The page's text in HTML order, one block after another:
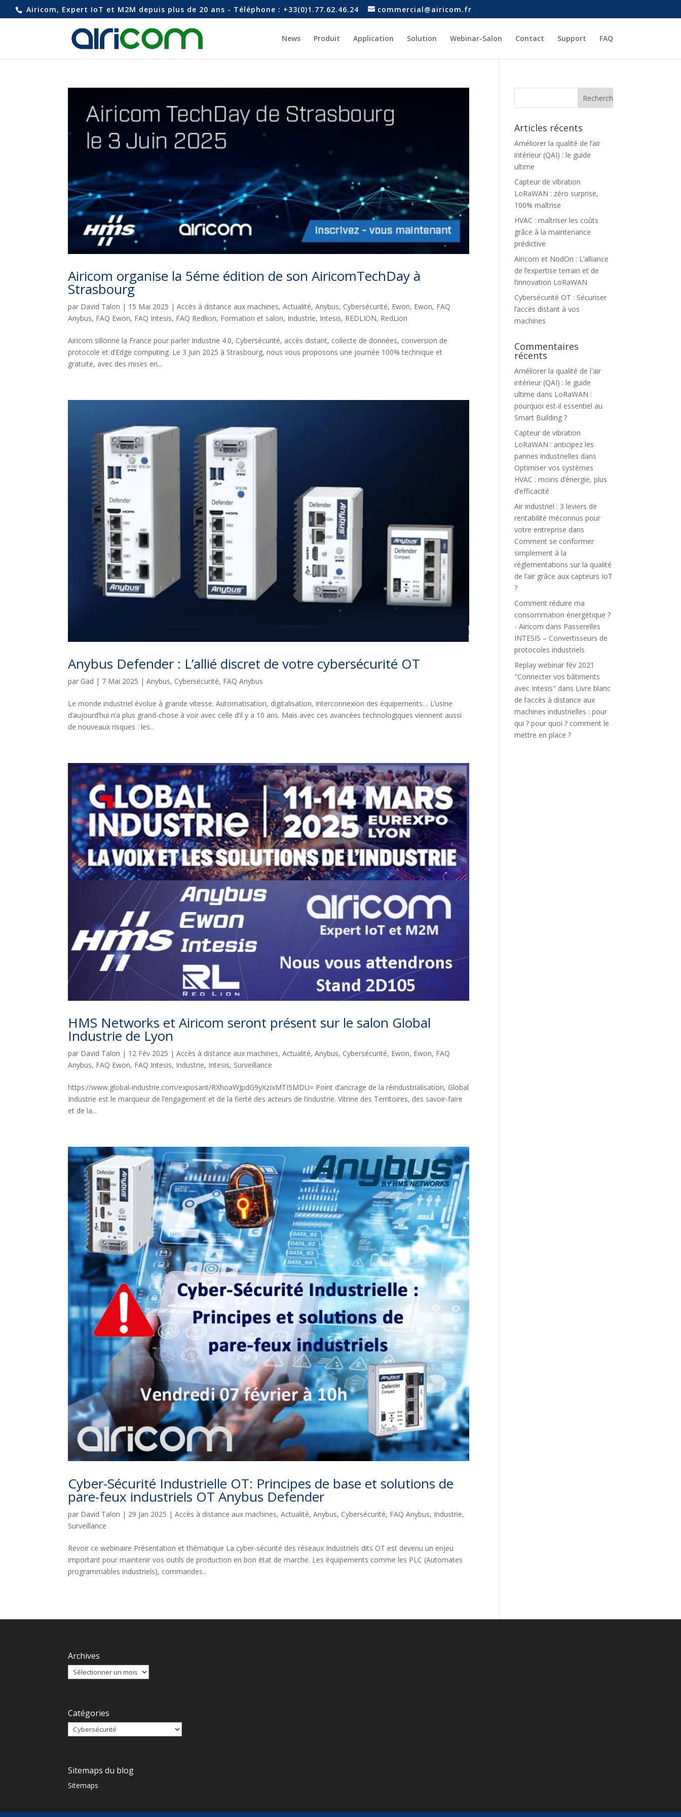
Airicom, Expert IoT et M2M depuis plus de 20 ans - Téléphone : +33(0)1.77.62.46.24 commercial@airicom.fr
News Produit Application Solution Webinar-Salon Contact Support FAQ
Airicom organise la 5éme édition de son AiricomTechDay à
Strasbourg
par David Talon | 15 Mai 2025 |Accès à distance aux machines,Actualité,Anybus, Cybersécurité, Ewon, Ewon, FAQ
Anybus, FAQ Ewon, FAQ Intesis, FAQ Redlion, Formation et salon, Industrie, Intesis, REDLION, RedLion
Airicom sillonne la France pour parler Industrie 4.0, Cybersécurité, accès distant, collecte de données, conversion de
protocole et d’Edge computing. Le 3 Juin 2025 à Strasbourg, nous vous proposons une journée 100% technique et
gratuite, avec des mises en...
Anybus Defender : L’allié discret de votre cybersécurité OT
par Gad | 7 Mai 2025 |Anybus, Cybersécurité, FAQ Anybus
Le monde industriel évolue à grande vitesse. Automatisation, digitalisation, interconnexion des équipements… L’usine
d’aujourd’hui n’a plus grand-chose à voir avec celle d’il y a 10 ans. Mais avec ces avancées technologiques viennent aussi
de nouveaux risques : les...
HMS Networks et Airicom seront présent sur le salon Global
Industrie de Lyon
par David Talon | 12 Fév 2025 |Accès à distance aux machines,Actualité,Anybus, Cybersécurité, Ewon, Ewon, FAQ
Anybus, FAQ Ewon, FAQ Intesis, Industrie, Intesis, Surveillance
https://www.global-industrie.com/exposant/RXhoaWJpdG9yXzIxMTI5MDU= Point d’ancrage de la réindustrialisation, Global
Industrie est le marqueur de l’engagement et de la fierté des acteurs de l’industrie. Vitrine des Territoires, des savoir-faire
et de la...
Cyber-Sécurité Industrielle OT: Principes de base et solutions de
pare-feux industriels OT Anybus Defender
par David Talon | 29 Jan 2025 |Accès à distance aux machines,Actualité,Anybus, Cybersécurité, FAQ Anybus, Industrie,
Surveillance
Revoir ce webinaire Présentation et thématique La cyber-sécurité des réseaux Industriels dits OT est devenu un enjeu
important pour maintenir vos outils de production en bon état de marche. Les équipements comme les PLC (Automates
programmables industriels), commandes...
Articles récents
Améliorer la qualité de l’air
intérieur (QAI) : le guide
ultime
Capteur de vibration
LoRaWAN : zéro surprise,
100% maîtrise
HVAC : maîtriser les coûts
grâce à la maintenance
prédictive
Airicom et NodOn : L’alliance
de l’expertise terrain et de
l’innovation LoRaWAN
Cybersécurité OT : Sécuriser
l’accès distant à vos
machines
Commentaires
récents
Améliorer la qualité de l'air
intérieur (QAI) : le guide
ultime dans LoRaWAN :
pourquoi est-il essentiel au
Smart Building ?
Capteur de vibration
LoRaWAN : anticipez les
pannes industrielles dans
Optimiser vos systèmes
HVAC : moins d’énergie, plus
d’efficacité
Air industriel : 3 leviers de
rentabilité méconnus pour
votre entreprise dans
Comment se conformer
simplement à la
réglementations sur la qualité
de l’air grâce aux capteurs IoT
?
Comment réduire ma
consommation énergétique ?
- Airicom dans Passerelles
INTESIS – Convertisseurs de
protocoles industriels
Replay webinar fév 2021
"Connecter vos bâtiments
avec Intesis" dans Livre blanc
de l’accès à distance aux
machines industrielles : pour
qui ? pour quoi ? comment le
mettre en place ?
Archives
Catégories
Sitemaps du blog
Sitemaps